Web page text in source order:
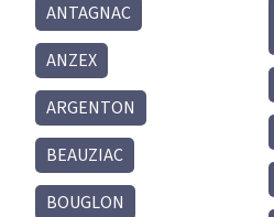
ANTAGNAC
ANZEX
ARGENTON
BEAUZIAC
BOUGLON